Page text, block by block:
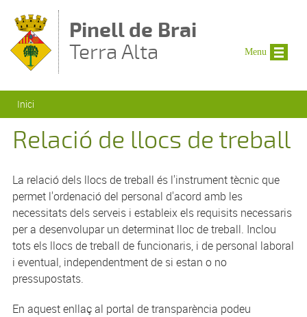
Pinell de Brai
Terra Alta
Esteu aquí
Inici
Relació de llocs de treball
La relació dels llocs de treball és l'instrument tècnic que
permet l'ordenació del personal d'acord amb les
necessitats dels serveis i estableix els requisits necessaris
per a desenvolupar un determinat lloc de treball. Inclou
tots els llocs de treball de funcionaris, i de personal laboral
i eventual, independentment de si estan o no
pressupostats.
En aquest enllaç al portal de transparència podeu
Menu